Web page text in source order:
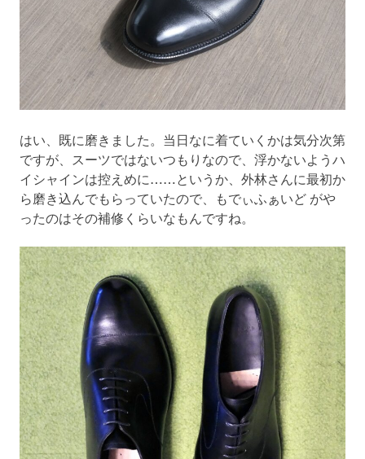
はい、既に磨きました。当日なに着ていくかは気分次第
ですが、スーツではないつもりなので、浮かないようハ
イシャインは控えめに……というか、外林さんに最初か
ら磨き込んでもらっていたので、もでぃふぁいど がや
ったのはその補修くらいなもんですね。